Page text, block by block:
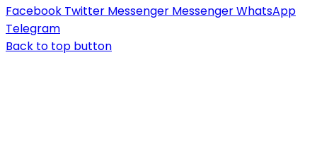
Facebook Twitter Messenger MessengerWhatsApp
Telegram
Back to top button